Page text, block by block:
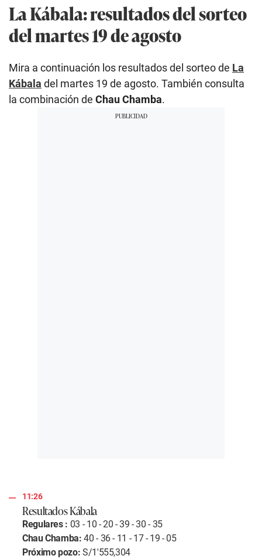
La Kábala: resultados del sorteo
del martes 19 de agosto
Mira a continuación los resultados del sorteo de La
Kábala del martes 19 de agosto. También consulta
la combinación de Chau Chamba.
11:26
Resultados Kábala
Regulares : 03 - 10 - 20 - 39 - 30 - 35
Chau Chamba: 40 - 36 - 11 - 17 - 19 - 05
Próximo pozo: S/1'555,304